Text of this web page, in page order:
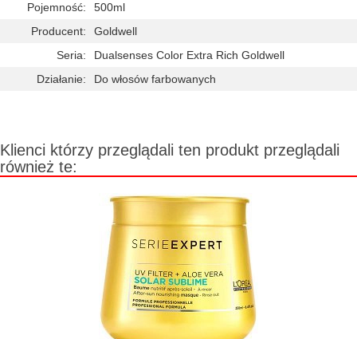
Pojemność:
500ml
Producent:
Goldwell
Seria:
Dualsenses Color Extra Rich Goldwell
Działanie:
Do włosów farbowanych
Klienci którzy przeglądali ten produkt przeglądali
również te: